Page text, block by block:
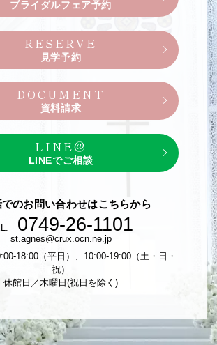
ブライダルフェア予約
RESERVE
見学予約
DOCUMENT
資料請求
LINE@
LINEでご相談
のお問い合わせはこちらから
0749-26-1101
st.agnes@crux.ocn.ne.jp
18:00（平日）、10:00-19:00（土・日・
祝）
休館日／木曜日(祝日を除く)